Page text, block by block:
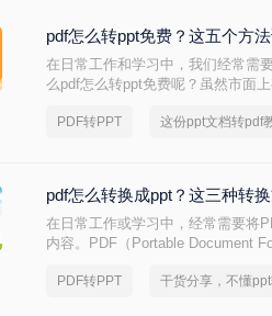
pdf怎么转ppt免费？这五个方
在日常工作和学习中，我们经常需
么pdf怎么转ppt免费呢？虽然市面
PDF转PPT
pdf怎么转换成ppt？这三种转
在日常工作或学习中，经常需要将
内容。PDF（Portable Document
绍三种将PDF转换为PPT的高效方
PDF转PPT